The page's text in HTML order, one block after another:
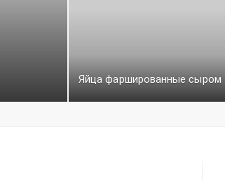
Яйца фаршированные сыром